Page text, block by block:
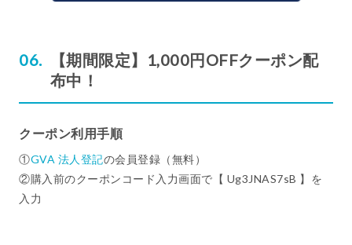
【期間限定】1,000円OFFクーポン配
布中！
クーポン利用手順
①GVA 法人登記の会員登録（無料）
②購入前のクーポンコード入力画面で【 Ug3JNAS7sB 】を
入力